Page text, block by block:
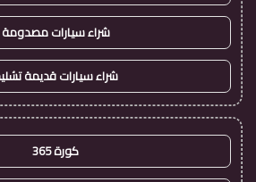
شراء سيارات مصدومة
شراء سيارات قديمة
كورة 365